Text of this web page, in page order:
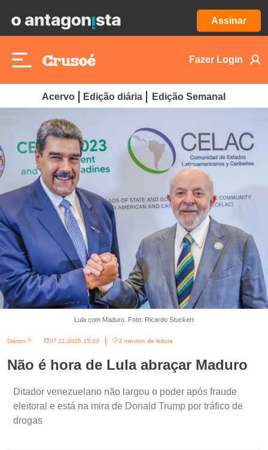
Assinar
Fazer Login
Acervo Edição diária Edição Semanal
Lula com Maduro. Foto: Ricardo Stuckert
Diários 07.11.2025 15:20 3 minutos de leitura
Não é hora de Lula abraçar Maduro
Ditador venezuelano não largou o poder após fraude
eleitoral e está na mira de Donald Trump por tráfico de
drogas